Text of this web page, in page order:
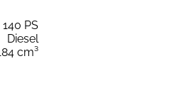
PS
Diesel
cm³